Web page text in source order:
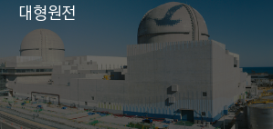
대형원전